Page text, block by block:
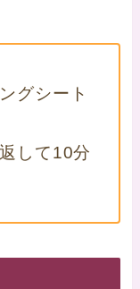
グシート
して10分